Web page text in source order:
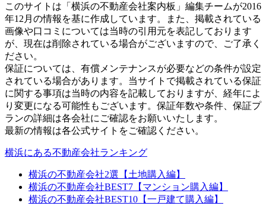
このサイトは「横浜の不動産会社案内板」編集チームが2016
年12月の情報を基に作成しています。また、掲載されている
画像や口コミについては当時の引用元を表記しております
が、現在は削除されている場合がございますので、ご了承く
ださい。
保証については、有償メンテナンスが必要などの条件が設定
されている場合があります。当サイトで掲載されている保証
に関する事項は当時の内容を記載しておりますが、経年によ
り変更になる可能性もございます。保証年数や条件、保証プ
ランの詳細は各会社にご確認をお願いいたします。
最新の情報は各公式サイトをご確認ください。
横浜にある不動産会社ランキング
横浜の不動産会社2選【土地購入編】
横浜の不動産会社BEST7【マンション購入編】
横浜の不動産会社BEST10【一戸建て購入編】